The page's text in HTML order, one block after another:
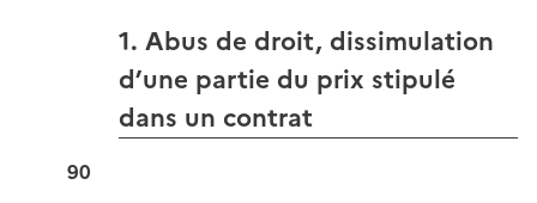
1. Abus de droit, dissimulation
d’une partie du prix stipulé
dans un contrat
90